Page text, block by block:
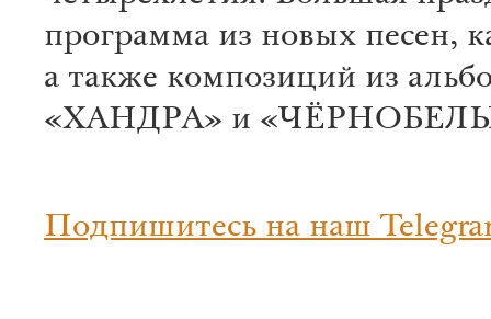
программа из новых песен,
а также композиций из
«ХАНДРА» и
Подпишитесь на наш